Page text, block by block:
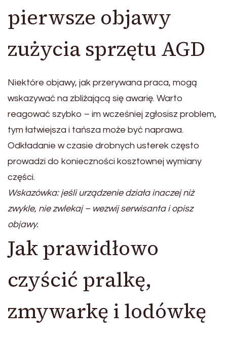
pierwsze objawy
zużycia sprzętu AGD
Niektóre objawy, jak przerywana praca, mogą
wskazywać na zbliżającą się awarię. Warto
reagować szybko – im wcześniej zgłosisz problem,
tym łatwiejsza i tańsza może być naprawa.
Odkładanie w czasie drobnych usterek często
prowadzi do konieczności kosztownej wymiany
części.
Wskazówka: jeśli urządzenie działa inaczej niż
zwykle, nie zwlekaj – wezwij serwisanta i opisz
objawy.
Jak prawidłowo
czyścić pralkę,
zmywarkę i lodówkę